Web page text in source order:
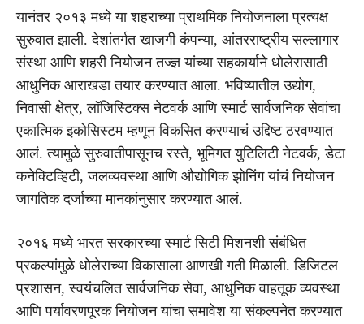
यानंतर २०१३ मध्ये या शहराच्या प्राथमिक नियोजनाला प्रत्यक्ष
सुरुवात झाली. देशांतर्गत खाजगी कंपन्या, आंतरराष्ट्रीय सल्लागार
संस्था आणि शहरी नियोजन तज्ज्ञ यांच्या सहकार्याने धोलेरासाठी
आधुनिक आराखडा तयार करण्यात आला. भविष्यातील उद्योग,
निवासी क्षेत्र, लॉजिस्टिक्स नेटवर्क आणि स्मार्ट सार्वजनिक सेवांचा
एकात्मिक इकोसिस्टम म्हणून विकसित करण्याचं उद्दिष्ट ठरवण्यात
आलं. त्यामुळे सुरुवातीपासूनच रस्ते, भूमिगत युटिलिटी नेटवर्क, डेटा
कनेक्टिव्हिटी, जलव्यवस्था आणि औद्योगिक झोनिंग यांचं नियोजन
जागतिक दर्जाच्या मानकांनुसार करण्यात आलं.
२०१६ मध्ये भारत सरकारच्या स्मार्ट सिटी मिशनशी संबंधित
प्रकल्पांमुळे धोलेराच्या विकासाला आणखी गती मिळाली. डिजिटल
प्रशासन, स्वयंचलित सार्वजनिक सेवा, आधुनिक वाहतूक व्यवस्था
आणि पर्यावरणपूरक नियोजन यांचा समावेश या संकल्पनेत करण्यात